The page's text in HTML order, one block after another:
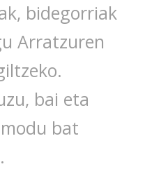
bidegorriak
Arratzuren
bai eta
bat